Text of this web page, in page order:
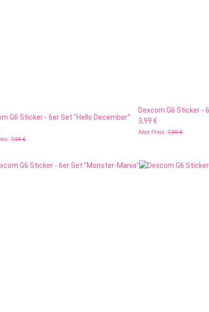
G6 Sticker - 6er Set "Hello December"
7,99 €
Dexcom G6 Sticker -
3,99 €
Alter Preis: 7,99 €